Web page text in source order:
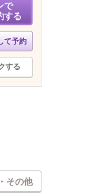
で
する
て予約
する
その他